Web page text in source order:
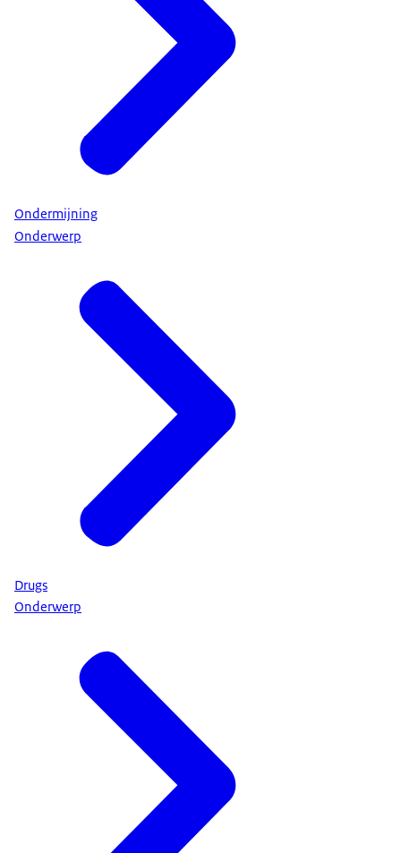
Ondermijning
Onderwerp
Drugs
Onderwerp